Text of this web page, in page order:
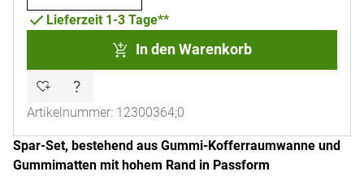
Lieferzeit 1-3 Tage**
In den Warenkorb
Artikelnummer: 12300364;0
Spar-Set, bestehend aus Gummi-Kofferraumwanne und
Gummimatten mit hohem Rand in Passform